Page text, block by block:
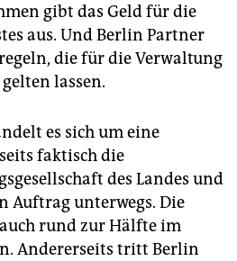
gibt das Geld für die
aus. Und Berlin Partner
die für die Verwaltung
lassen.
es sich um eine
faktisch die
des Landes und
Auftrag unterwegs. Die
rund zur Hälfte im
Andererseits tritt Berlin